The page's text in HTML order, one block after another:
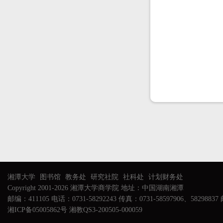
湘潭大学 图书馆 教务处 研究社院 社科处
计划财务处
Copyright 2001-2026 湘潭大学商学院 地址：中国湖南湘潭
邮编：411105 电话：0731-58292243 传真：0731-58597906、58298837
湘ICP备05005862号 湘教QS3-200505-000059